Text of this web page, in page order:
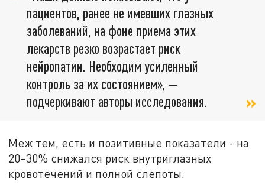
пациентов, ранее не имевших глазных
заболеваний, на фоне приема этих
лекарств резко возрастает риск
нейропатии. Необходим усиленный
контроль за их состоянием», —
подчеркивают авторы исследования.
Меж тем, есть и позитивные показатели - на
20–30% снижался риск внутриглазных
кровотечений и полной слепоты.